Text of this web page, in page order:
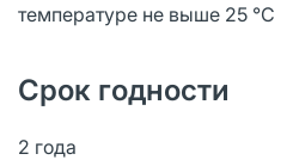
температуре не выше 25 °C
Срок годности
2 года